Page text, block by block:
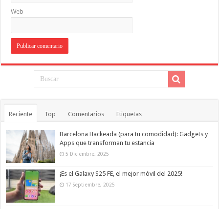
Web
Reciente Top Comentarios Etiquetas
Barcelona Hackeada (para tu comodidad): Gadgets y
Apps que transforman tu estancia
5 Diciembre, 2025
¡Es el Galaxy S25 FE, el mejor móvil del 2025!
17 Septiembre, 2025